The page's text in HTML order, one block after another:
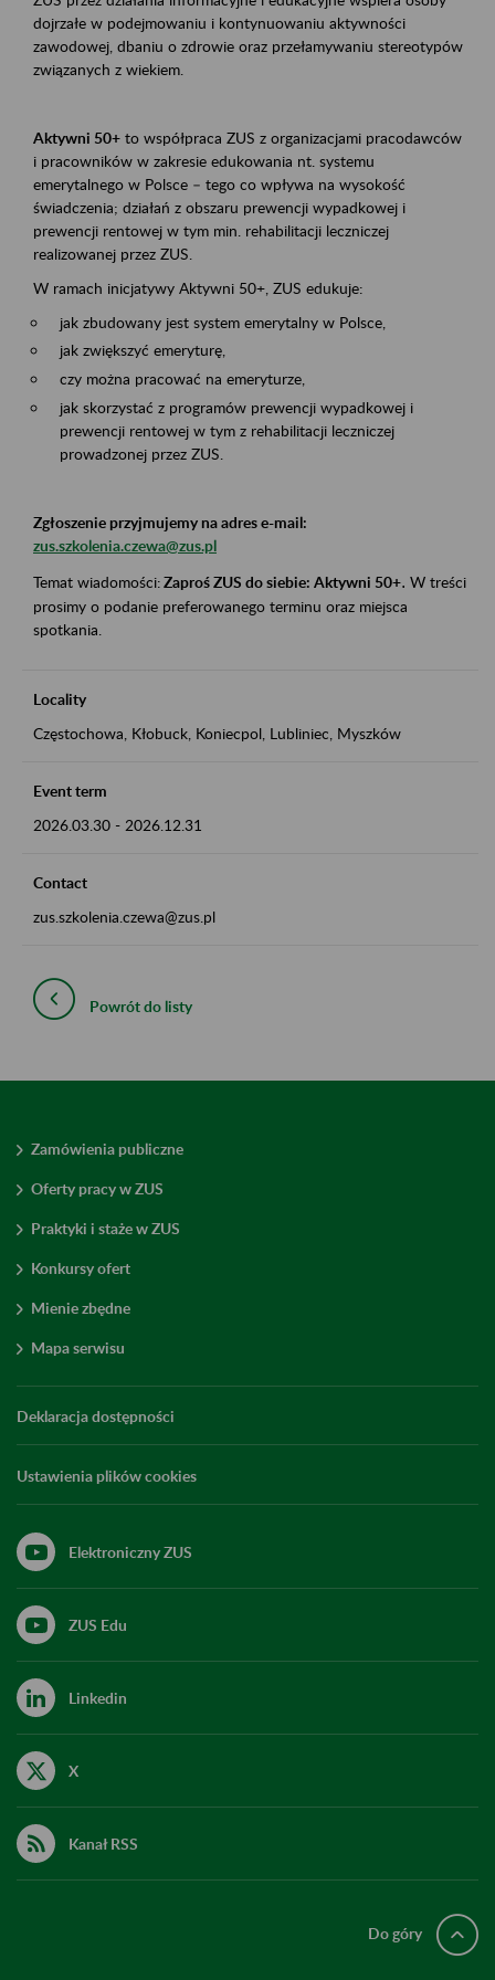
dojrzałe w podejmowaniu i kontynuowaniu aktywności
zawodowej, dbaniu o zdrowie oraz przełamywaniu stereotypów
związanych z wiekiem.
Aktywni 50+ to współpraca ZUS z organizacjami pracodawców
i pracowników w zakresie edukowania nt. systemu
emerytalnego w Polsce – tego co wpływa na wysokość
świadczenia; działań z obszaru prewencji wypadkowej i
prewencji rentowej w tym min. rehabilitacji leczniczej
realizowanej przez ZUS.
W ramach inicjatywy Aktywni 50+, ZUS edukuje:
jak zbudowany jest system emerytalny w Polsce,
jak zwiększyć emeryturę,
czy można pracować na emeryturze,
jak skorzystać z programów prewencji wypadkowej i
prewencji rentowej w tym z rehabilitacji leczniczej
prowadzonej przez ZUS.
Zgłoszenie przyjmujemy na adres e-mail:
zus.szkolenia.czewa@zus.pl
Temat wiadomości:Zaproś ZUS do siebie: Aktywni 50+. W treści
prosimy o podanie preferowanego terminu oraz miejsca
spotkania.
Locality
Częstochowa, Kłobuck, Koniecpol, Lubliniec, Myszków
Event term
2026.03.30 - 2026.12.31
Contact
zus.szkolenia.czewa@zus.pl
Powrót do listy
Zamówienia publiczne
Oferty pracy w ZUS
Praktyki i staże w ZUS
Konkursy ofert
Mienie zbędne
Mapa serwisu
Deklaracja dostępności
Ustawienia plików cookies
Elektroniczny ZUS
ZUS Edu
Linkedin
X
Kanał RSS
Do góry